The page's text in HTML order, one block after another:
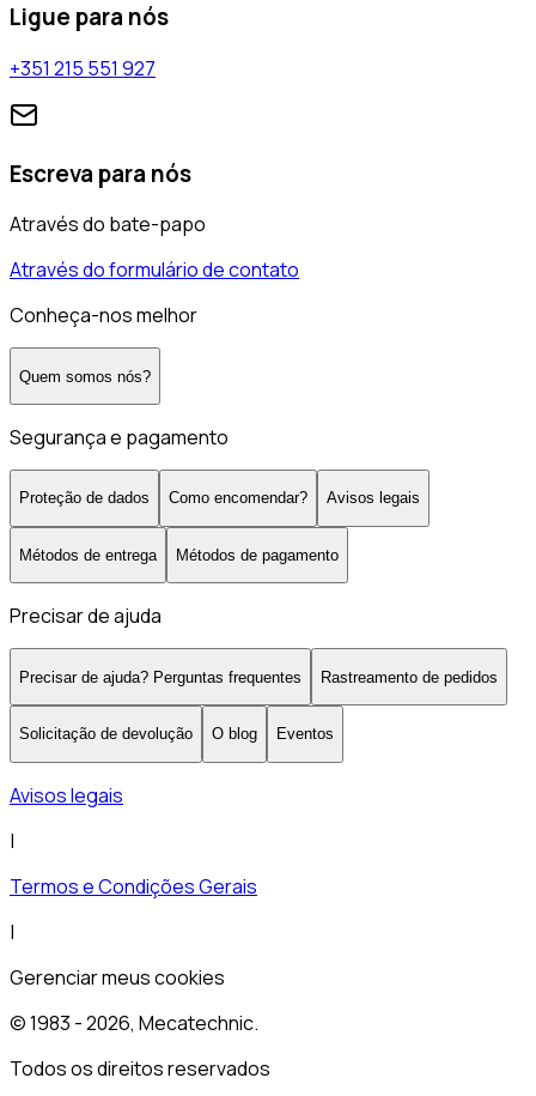
Ligue para nós
+351 215 551 927
Escreva para nós
Através do bate-papo
Através do formulário de contato
Conheça-nos melhor
Quem somos nós?
Segurança e pagamento
Proteção de dados Como encomendar? Avisos legais
Métodos de entrega Métodos de pagamento
Precisar de ajuda
Precisar de ajuda? Perguntas frequentes Rastreamento de pedidos
Solicitação de devolução O blog Eventos
Avisos legais
|
Termos e Condições Gerais
|
Gerenciar meus cookies
© 1983 -2026, Mecatechnic.
Todos os direitos reservados